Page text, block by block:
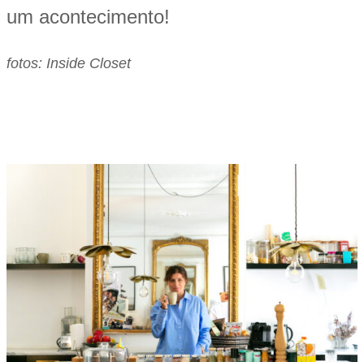
um acontecimento!
fotos: Inside Closet